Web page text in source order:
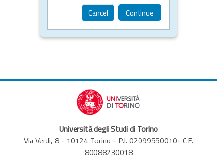
Cancel Continue
Università degli Studi di Torino
Via Verdi, 8 - 10124 Torino - P.I. 02099550010- C.F.
80088230018